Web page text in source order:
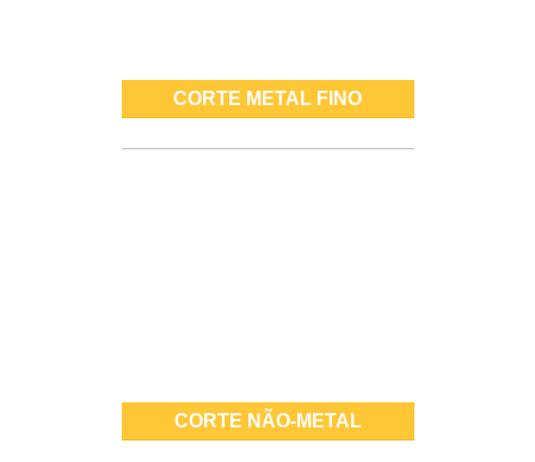
CORTE METAL FINO
CORTE NÃO-METAL